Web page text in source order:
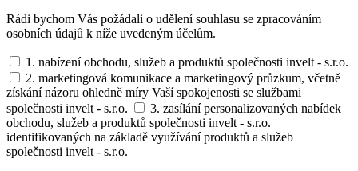
Rádi bychom Vás požádali o udělení souhlasu se zpracováním
osobních údajů k níže uvedeným účelům.
1. nabízení obchodu, služeb a produktů společnosti invelt - s.r.o.
2. marketingová komunikace a marketingový průzkum, včetně
získání názoru ohledně míry Vaší spokojenosti se službami
společnosti invelt - s.r.o.
3. zasílání personalizovaných nabídek
obchodu, služeb a produktů společnosti invelt - s.r.o.
identifikovaných na základě využívání produktů a služeb
společnosti invelt - s.r.o.